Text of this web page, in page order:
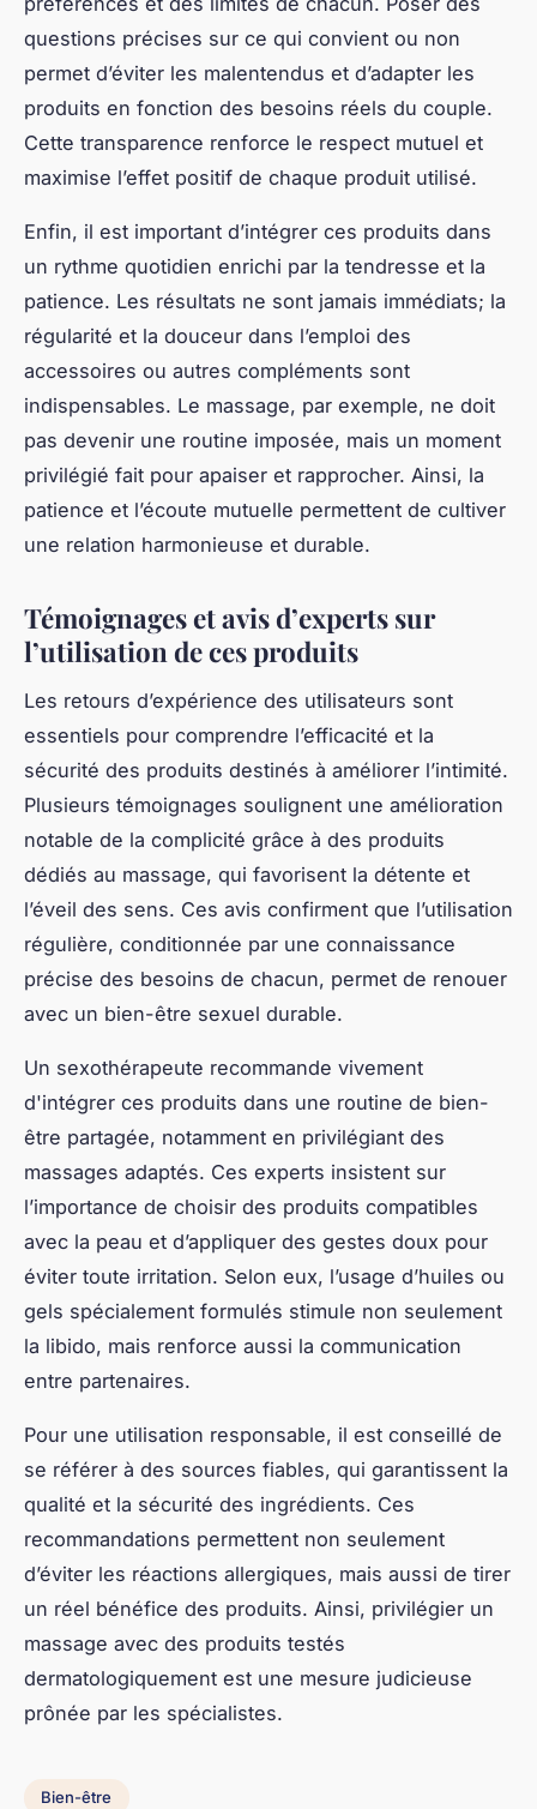
questions précises sur ce qui convient ou non
permet d’éviter les malentendus et d’adapter les
produits en fonction des besoins réels du couple.
Cette transparence renforce le respect mutuel et
maximise l’effet positif de chaque produit utilisé.
Enfin, il est important d’intégrer ces produits dans
un rythme quotidien enrichi par la tendresse et la
patience. Les résultats ne sont jamais immédiats; la
régularité et la douceur dans l’emploi des
accessoires ou autres compléments sont
indispensables. Le massage, par exemple, ne doit
pas devenir une routine imposée, mais un moment
privilégié fait pour apaiser et rapprocher. Ainsi, la
patience et l’écoute mutuelle permettent de cultiver
une relation harmonieuse et durable.
Témoignages et avis d’experts sur
l’utilisation de ces produits
Les retours d’expérience des utilisateurs sont
essentiels pour comprendre l’efficacité et la
sécurité des produits destinés à améliorer l’intimité.
Plusieurs témoignages soulignent une amélioration
notable de la complicité grâce à des produits
dédiés au massage, qui favorisent la détente et
l’éveil des sens. Ces avis confirment que l’utilisation
régulière, conditionnée par une connaissance
précise des besoins de chacun, permet de renouer
avec un bien-être sexuel durable.
Un sexothérapeute recommande vivement
d'intégrer ces produits dans une routine de bien-
être partagée, notamment en privilégiant des
massages adaptés. Ces experts insistent sur
l’importance de choisir des produits compatibles
avec la peau et d’appliquer des gestes doux pour
éviter toute irritation. Selon eux, l’usage d’huiles ou
gels spécialement formulés stimule non seulement
la libido, mais renforce aussi la communication
entre partenaires.
Pour une utilisation responsable, il est conseillé de
se référer à des sources fiables, qui garantissent la
qualité et la sécurité des ingrédients. Ces
recommandations permettent non seulement
d’éviter les réactions allergiques, mais aussi de tirer
un réel bénéfice des produits. Ainsi, privilégier un
massage avec des produits testés
dermatologiquement est une mesure judicieuse
prônée par les spécialistes.
Bien-être